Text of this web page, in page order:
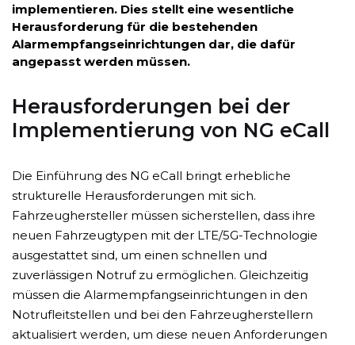
implementieren. Dies stellt eine wesentliche
Herausforderung für die bestehenden
Alarmempfangseinrichtungen dar, die dafür
angepasst werden müssen.
Herausforderungen bei der
Implementierung von NG eCall
Die Einführung des NG eCall bringt erhebliche
strukturelle Herausforderungen mit sich.
Fahrzeughersteller müssen sicherstellen, dass ihre
neuen Fahrzeugtypen mit der LTE/5G-Technologie
ausgestattet sind, um einen schnellen und
zuverlässigen Notruf zu ermöglichen. Gleichzeitig
müssen die Alarmempfangseinrichtungen in den
Notrufleitstellen und bei den Fahrzeugherstellern
aktualisiert werden, um diese neuen Anforderungen